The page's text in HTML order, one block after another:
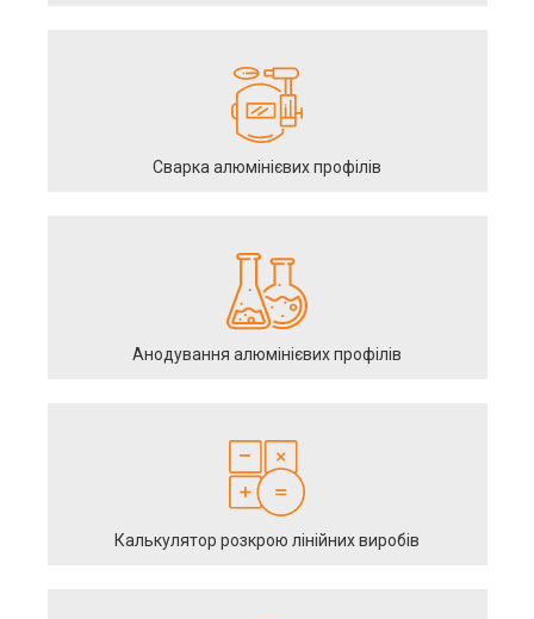
Сварка алюмінієвих профілів
Анодування алюмінієвих профілів
Калькулятор розкрою лінійних виробів